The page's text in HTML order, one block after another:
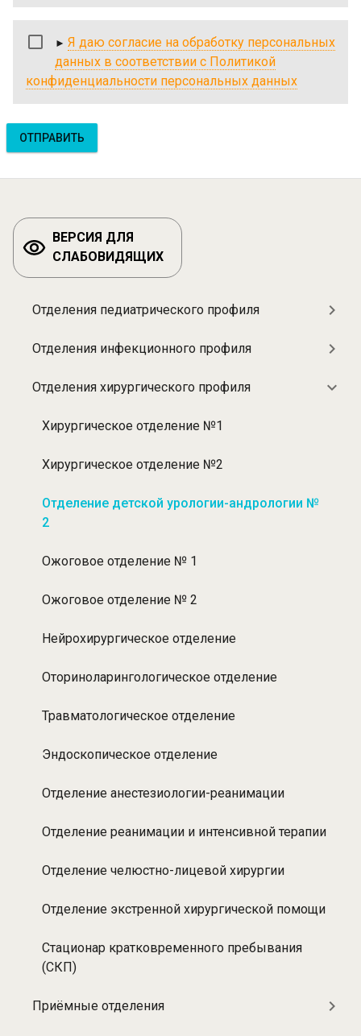
согласие
на
обработку
персональных
данных
в
с
Политикой
конфиденциальности
персональных
Я даю согласие на обработку персональных
данных в соответствии с Политикой
конфиденциальности персональных данных
ВЕРСИЯ ДЛЯ
СЛАБОВИДЯЩИХ
Разделы:
Отделения
Отделения педиатрического профиля
Отделения инфекционного профиля
Отделения хирургического профиля
Хирургическое отделение №1
Хирургическое отделение №2
Отделение детской урологии-андрологии №
2
Ожоговое отделение № 1
Ожоговое отделение № 2
Нейрохирургическое отделение
Оториноларингологическое отделение
Травматологическое отделение
Эндоскопическое отделение
Отделение анестезиологии-реанимации
Отделение реанимации и интенсивной терапии
Отделение челюстно-лицевой хирургии
Отделение экстренной хирургической помощи
Стационар кратковременного пребывания
(СКП)
Приёмные отделения